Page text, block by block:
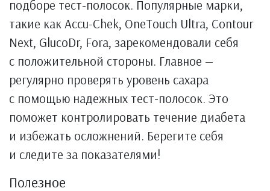
подборе тест-полосок. Популярные марки,
такие как Accu-Chek, OneTouch Ultra, Contour
Next, GlucoDr, Fora, зарекомендовали себя
с положительной стороны. Главное —
регулярно проверять уровень сахара
с помощью надежных тест-полосок. Это
поможет контролировать течение диабета
и избежать осложнений. Берегите себя
и следите за показателями!
Полезное